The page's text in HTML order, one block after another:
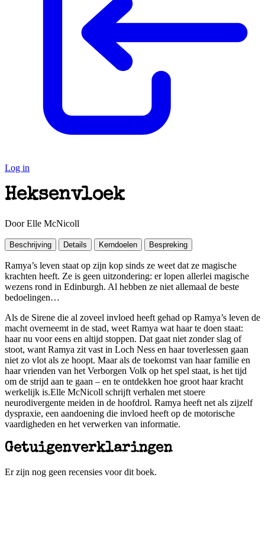
Log in
Heksenvloek
Door Elle McNicoll
Beschrijving Details Kerndoelen Bespreking
Ramya’s leven staat op zijn kop sinds ze weet dat ze magische
krachten heeft. Ze is geen uitzondering: er lopen allerlei magische
wezens rond in Edinburgh. Al hebben ze niet allemaal de beste
bedoelingen…
Als de Sirene die al zoveel invloed heeft gehad op Ramya’s leven de
macht overneemt in de stad, weet Ramya wat haar te doen staat:
haar nu voor eens en altijd stoppen. Dat gaat niet zonder slag of
stoot, want Ramya zit vast in Loch Ness en haar toverlessen gaan
niet zo vlot als ze hoopt. Maar als de toekomst van haar familie en
haar vrienden van het Verborgen Volk op het spel staat, is het tijd
om de strijd aan te gaan – en te ontdekken hoe groot haar kracht
werkelijk is.Elle McNicoll schrijft verhalen met stoere
neurodivergente meiden in de hoofdrol. Ramya heeft net als zijzelf
dyspraxie, een aandoening die invloed heeft op de motorische
vaardigheden en het verwerken van informatie.
Getuigenverklaringen
Er zijn nog geen recensies voor dit boek.